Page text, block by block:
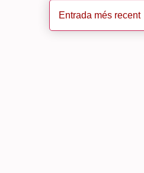
Entrada més recent